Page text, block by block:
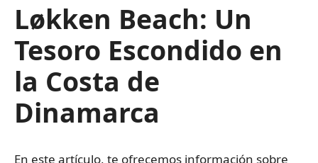
Løkken Beach: Un
Tesoro Escondido en
la Costa de
Dinamarca
En este artículo, te ofrecemos información sobre